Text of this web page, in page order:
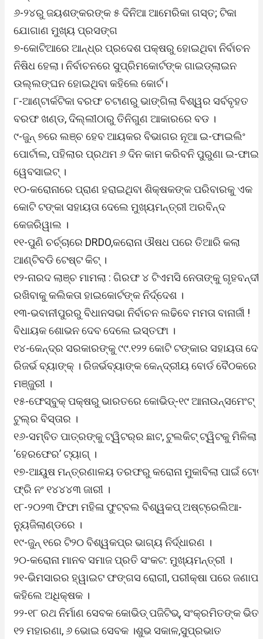
୬-୨୪ରୁ ଜୟଶଙ୍କରଙ୍କ ୫ ଦିନିଆ ଆମେରିକା ଗସ୍ତ; ଟିକା
ଯୋଗାଣ ମୁଖ୍ୟ ପ୍ରସଙ୍ଗ
୭-କୋଟିଆରେ ଆନ୍ଧ୍ର ପ୍ରଦେଶ ପକ୍ଷରୁ ହୋଇଥିବା ନିର୍ବାଚନ
ନିଷିଧ ହେଲା। ନିର୍ବାଚନରେ ସୁପ୍ରିମକୋର୍ଟଙ୍କ ଗାଇଡ୍‌ଲାଇନ
ଉଲ୍ଲଙ୍ଘନ ହୋଇଥିବା କହିଲେ କୋର୍ଟ।
୮-ଆଣ୍ଟାର୍କଟିକା ବରଫ ଚଟାଣରୁ ଭାଙ୍ଗିଲା ବିଶ୍ୱର ସର୍ବବୃହତ
ବରଫ ଖଣ୍ଡ, ଦିଲ୍ଲୀଠାରୁ ତିନିଗୁଣ ଆକାରରେ ବଡ ।
୯-ଜୁନ୍ ୭ରେ ଲଞ୍ଚ ହେବ ଆୟକର ବିଭାଗର ନୂଆ ଇ-ଫାଇଲିଂ
ପୋର୍ଟାଲ, ପହିଲାର ପ୍ରଥମ ୬ ଦିନ କାମ କରିବନି ପୁରୁଣା ଇ-
ୱେବସାଇଟ୍ ।
୧୦-କରୋନାରେ ପ୍ରାଣ ହରାଇଥିବା ଶିକ୍ଷକଙ୍କ ପରିବାରକୁ ଏକ
କୋଟି ଟଙ୍କା ସହାୟତା ଦେଲେ ମୁଖ୍ୟମନ୍ତ୍ରୀ ଅରବିନ୍ଦ
କେଜରିୱାଲ ।
୧୧-ପୁଣି ଚର୍ଚ୍ଚାରେ DRDO,କରୋନା ଔଷଧ ପରେ ତିଆରି କଲା
ଆଣ୍ଟିବଡି ଟେଷ୍ଟ କିଟ୍ ।
୧୨-ନାରଦ ଲାଞ୍ଚ ମାମଲା : ଗିରଫ ୪ ଟିଏମସି ନେତାଙ୍କୁ
ରଖିବାକୁ କଲିକତା ହାଇକୋର୍ଟଙ୍କ ନିର୍ଦ୍ଦେଶ ।
୧୩-ଭବାନୀପୁରରୁ ବିଧାନସଭା ନିର୍ବାଚନ ଲଢିବେ ମମତା ବାନାର୍ଜୀ !
ବିଧାୟକ ଶୋଭନ ଦେବ ଦେଲେ ଇସ୍ତଫା ।
୧୪-କେନ୍ଦ୍ର ସରକାରଙ୍କୁ ୯୯.୧୨୨ କୋଟି ଟଙ୍କାର ସହାୟତା
ରିଜର୍ଭ ବ୍ୟାଙ୍କ୍ । ରିଜର୍ଭବ୍ୟାଙ୍କ କେନ୍ଦ୍ରୀୟ ବୋର୍ଡ ବୈଠକରେ
ମଞ୍ଜୁରୀ ।
୧୫-ଫେସ୍‌ବୁକ୍ ପକ୍ଷରୁ ଭାରତରେ କୋଭିଡ୍‌-୧୯ ଆନାଉନ୍ସମେଂଟ୍
ଟୁଲ୍‌ର ବିସ୍ତାର ।
୧୬-ସମ୍ବିତ ପାତ୍ରଙ୍କୁ ଟ୍ୱିଟର୍‌ର ଛାଟ, ଟୁଲକିଟ୍ ଟ୍ୱିଟକୁ ମିଳିଲା
‘ହେରଫେର’ ଟ୍ୟାଗ୍ ।
୧୭-ଆୟୁଷ ମନ୍ତ୍ରଣାଳୟ ତରଫରୁ କରୋନା ମୁକାବିଲା ପାଇଁ
ଫ୍ରି ନଂ ୧୪୪୪୩ ଜାରୀ ।
୧୮-୨୦୨୩ ଫିଫା ମହିଳା ଫୁଟ୍‍ବଲ ବିଶ୍ୱକପ୍‍ ଅଷ୍ଟ୍ରେଲିଆ-
ନ୍ୟୁଜିଲାଣ୍ଡରେ ।
୧୯-ଜୁନ୍‍ ୧ରେ ଟି୨୦ ବିଶ୍ୱକପ୍‍ର ଭାଗ୍ୟ ନିର୍ଦ୍ଧାରଣ ।
୨୦-କରୋନା ମାନବ ସମାଜ ପ୍ରତି ସଂକଟ: ମୁଖ୍ୟମନ୍ତ୍ରୀ ।
୨୧-ଭିମସାରର ହ୍ୱାଇଟ ଫଙ୍ଗସ ରୋଗୀ, ପରୀକ୍ଷା ପରେ
କହିଲେ ଅଧିକ୍ଷକ ।
୨୨-୧୮ ରଥ ନିର୍ମାଣ ସେବକ କୋଭିଡ୍ ପଜିଟିଭ୍‌, ସଂକ୍ରମିତଙ୍କ
୧୨ ମହାରଣା, ୬ ଭୋଇ ସେବକ ।ଶୁଭ ସକାଳ,ସୁପ୍ରଭାତ